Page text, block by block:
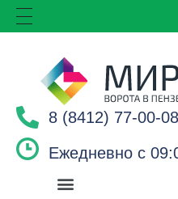
8 (8412) 77-00-08
Ежедневно с